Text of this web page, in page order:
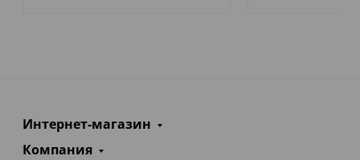
Интернет-магазин
Компания